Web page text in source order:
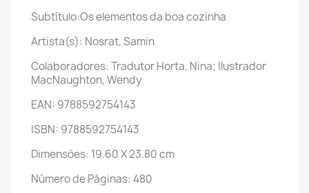
Subtítulo:Os elementos da boa cozinha
Artista(s): Nosrat, Samin
Colaboradores: Tradutor Horta, Nina; Ilustrador
MacNaughton, Wendy
EAN: 9788592754143
ISBN: 9788592754143
Dimensões: 19.60 X 23.80 cm
Número de Páginas: 480